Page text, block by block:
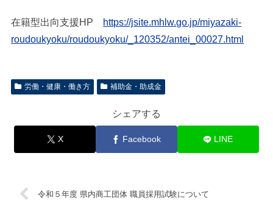
在籍型出向支援HP
https://jsite.mhlw.go.jp/miyazaki-
roudoukyoku/roudoukyoku/_120352/antei_00027.html
労働・健康・働き方 補助金・助成金
シェアする
X Facebook LINE
令和５年度 県内商工団体 職員採用試験について